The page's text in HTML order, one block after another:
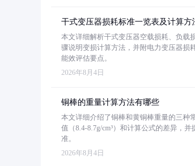
干式变压器损耗标准一览表及计算方
本文详细解析干式变压器空载损耗、负载
骤说明变损计算方法，并附电力变压器损
能效评估要点。
2026年8月4日
铜棒的重量计算方法有哪些
本文详细介绍了铜棒和黄铜棒重量的三种
值（8.4-8.7g/cm³）和计算公式的差异，
准。
2026年8月4日